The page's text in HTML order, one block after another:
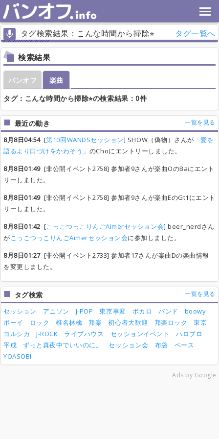
タグ検索結果：こんな時間から掃除⭐︎ タグ一覧へ
検索結果
バンオフ
楽曲
タグ：こんな時間から掃除⭐︎の検索結果：0件
最近の動き 一覧を見る
8月8日04:54[第10回WANDSセッション] SHOW（偽物）さんが 「愛を
語るより口づけをかわそう」 のChoにエントリーしました。
8月8日01:49[非公開イベント2758] 参加者9さんが楽曲OのBaにエント
リーしました。
8月8日01:49[非公開イベント2758] 参加者9さんが楽曲EのGt1にエント
リーしました。
8月8日01:42 [こっこつっこりんごAimerセッション会] beer_nerdさん
がこっこつっこりんごAimerセッション会に参加しました。
8月8日01:27[非公開イベント2733] 参加者17さんが楽曲Dの楽曲情報
を変更しました。
タグ検索 一覧を見る
セッション アニソン J-POP 東京事変 ボカロ バンド
boowy
ボーイ
ロック 椎名林檎 邦楽 初心者大歓迎 邦楽ロック
東京
ヨルシカ
J-ROCK ライブハウス セッションイベント
ハロプロ
平成
ずっと真夜中でいいのに。 セッション会 布袋
ベース
YOASOBI
Ads by Google